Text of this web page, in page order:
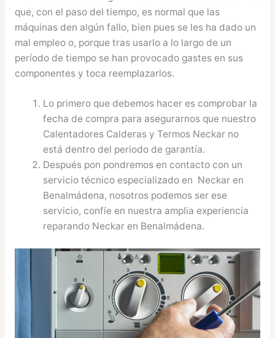
que, con el paso del tiempo, es normal que las
máquinas den algún fallo, bien pues se les ha dado un
mal empleo o, porque tras usarlo a lo largo de un
período de tiempo se han provocado gastes en sus
componentes y toca reemplazarlos.
Lo primero que debemos hacer es comprobar la
fecha de compra para asegurarnos que nuestro
Calentadores Calderas y Termos Neckar no
está dentro del periodo de garantía.
Después pon pondremos en contacto con un
servicio técnico especializado en Neckar en
Benalmádena, nosotros podemos ser ese
servicio, confíe en nuestra amplia experiencia
reparando Neckar en Benalmádena.